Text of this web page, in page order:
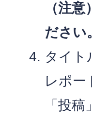
（注
ださい
タイト
レポー
「投